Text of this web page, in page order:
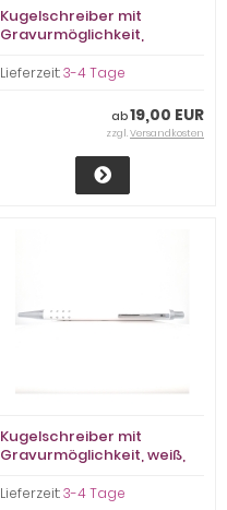
Kugelschreiber mit
Gravurmöglichkeit,
Lieferzeit:3-4 Tage
ab19,00 EUR
zzgl.Versandkosten
Kugelschreiber mit
Gravurmöglichkeit, weiß,
Lieferzeit:3-4 Tage